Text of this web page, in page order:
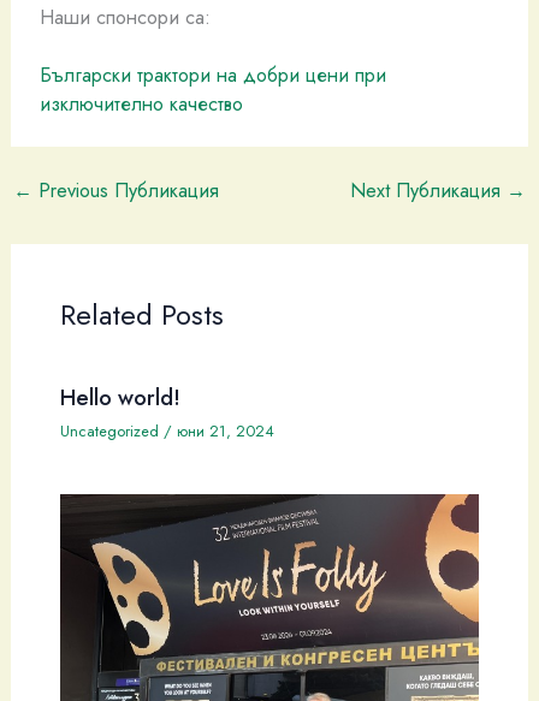
Наши спонсори са:
Български трактори на добри цени при
изключително качество
← Previous Публикация Next Публикация →
Related Posts
Hello world!
Uncategorized / юни 21, 2024